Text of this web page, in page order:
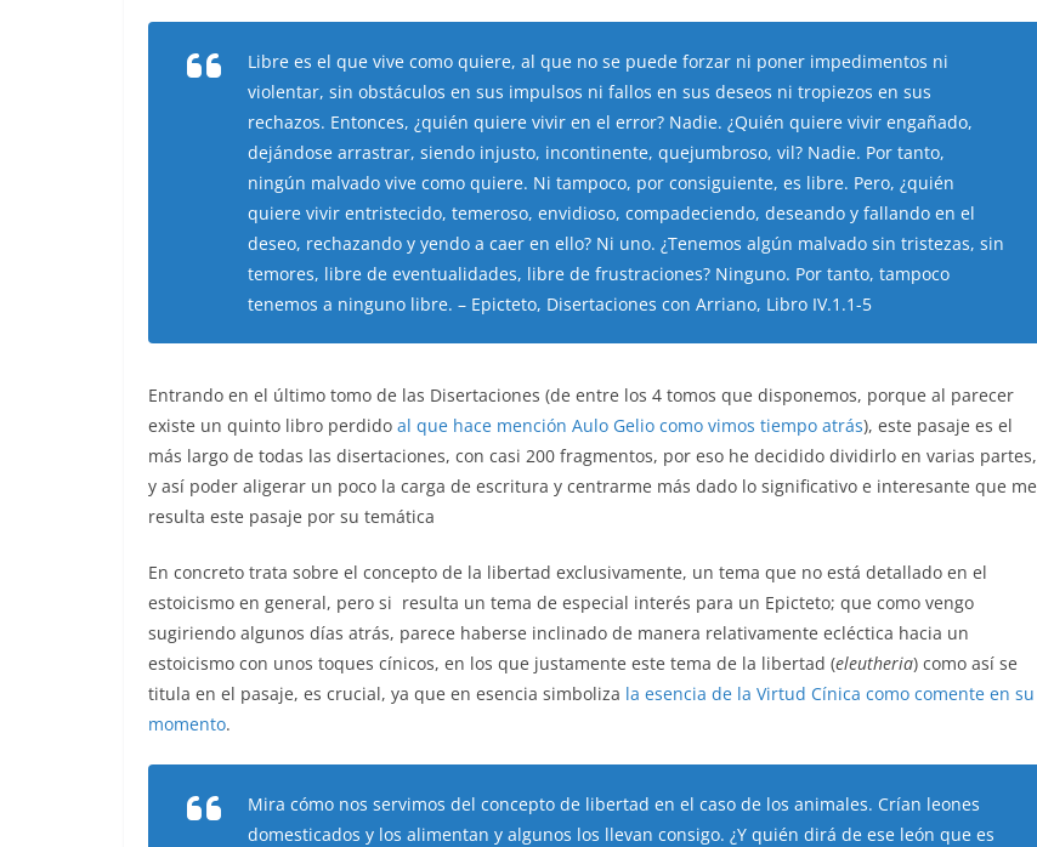
Libre es el que vive como quiere, al que no se puede forzar ni poner impedimentos ni
violentar, sin obstáculos en sus impulsos ni fallos en sus deseos ni tropiezos en sus
rechazos. Entonces, ¿quién quiere vivir en el error? Nadie. ¿Quién quiere vivir engañado,
dejándose arrastrar, siendo injusto, incontinente, quejumbroso, vil? Nadie. Por tanto,
ningún malvado vive como quiere. Ni tampoco, por consiguiente, es libre. Pero, ¿quién
quiere vivir entristecido, temeroso, envidioso, compadeciendo, deseando y fallando en el
deseo, rechazando y yendo a caer en ello? Ni uno. ¿Tenemos algún malvado sin tristezas, sin
temores, libre de eventualidades, libre de frustraciones? Ninguno. Por tanto, tampoco
tenemos a ninguno libre. – Epicteto, Disertaciones con Arriano, Libro IV.1.1-5
Entrando en el último tomo de las Disertaciones (de entre los 4 tomos que disponemos, porque al parecer
existe un quinto libro perdido al que hace mención Aulo Gelio como vimos tiempo atrás), este pasaje es el
más largo de todas las disertaciones, con casi 200 fragmentos, por eso he decidido dividirlo en varias partes,
y así poder aligerar un poco la carga de escritura y centrarme más dado lo significativo e interesante que me
resulta este pasaje por su temática
En concreto trata sobre el concepto de la libertad exclusivamente, un tema que no está detallado en el
estoicismo en general, pero si resulta un tema de especial interés para un Epicteto; que como vengo
sugiriendo algunos días atrás, parece haberse inclinado de manera relativamente ecléctica hacia un
estoicismo con unos toques cínicos, en los que justamente este tema de la libertad (eleutheria) como así se
titula en el pasaje, es crucial, ya que en esencia simboliza la esencia de la Virtud Cínica como comente en su
momento.
Mira cómo nos servimos del concepto de libertad en el caso de los animales. Crían leones
domesticados y los alimentan y algunos los llevan consigo. ¿Y quién dirá de ese león que es